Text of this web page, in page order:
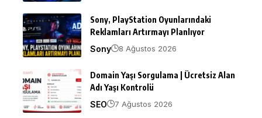
Sony, PlayStation Oyunlarındaki
Reklamları Artırmayı Planlıyor
Sony
8 Ağustos 2026
Domain Yaşı Sorgulama | Ücretsiz Alan
Adı Yaşı Kontrolü
SEO
7 Ağustos 2026